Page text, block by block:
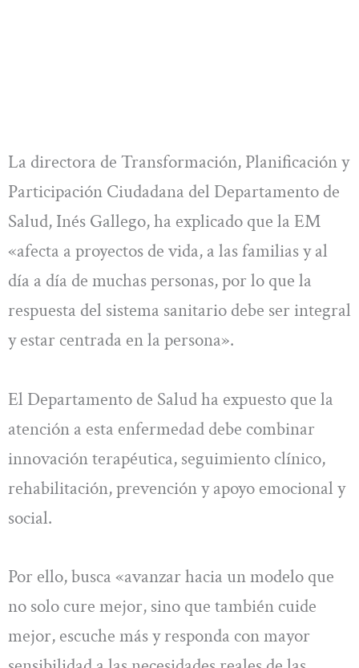
La directora de Transformación, Planificación y
Participación Ciudadana del Departamento de
Salud, Inés Gallego, ha explicado que la EM
«afecta a proyectos de vida, a las familias y al
día a día de muchas personas, por lo que la
respuesta del sistema sanitario debe ser integral
y estar centrada en la persona».
El Departamento de Salud ha expuesto que la
atención a esta enfermedad debe combinar
innovación terapéutica, seguimiento clínico,
rehabilitación, prevención y apoyo emocional y
social.
Por ello, busca «avanzar hacia un modelo que
no solo cure mejor, sino que también cuide
mejor, escuche más y responda con mayor